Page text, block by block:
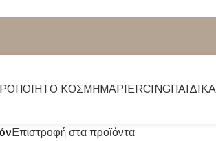
ΚΌΣΜΗΜΑ PIERCINGΠΑΙΔΙΚΆ
Επιστροφή στα προϊόντα